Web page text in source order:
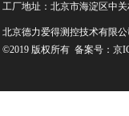
工厂地址：北京市海淀区中
北京德力爱得测控技术有限
©2019 版权所有 备案号： 京